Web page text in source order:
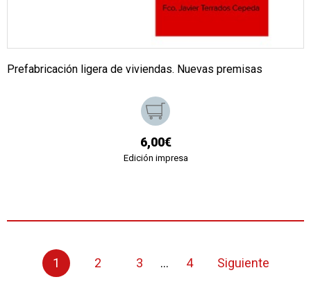
Prefabricación ligera de viviendas. Nuevas premisas
6,00€
Edición impresa
1 2 3 ... 4 Siguiente